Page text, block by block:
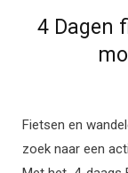
4 Dagen
Fietsen en
zoek naar een